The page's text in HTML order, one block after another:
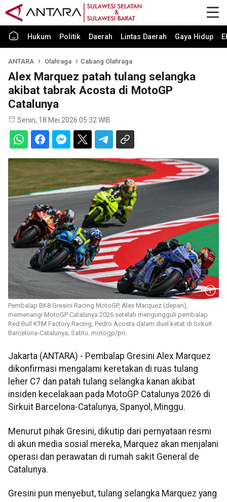
Hukum Politik Daerah Lintas Daerah Gaya Hidup
ANTARA Olahraga Cabang Olahraga
Alex Marquez patah tulang selangka
akibat tabrak Acosta di MotoGP
Catalunya
Senin, 18 Mei 2026 05:32 WIB
Pembalap BK8 Gresini Racing MotoGP, Alex Marquez (depan),
memenangi MotoGP Catalunya 2026 setelah mengungguli pembalap
Red Bull KTM Factory Racing, Pedro Acosta dalam duel ketat di Sirkuit
Barcelona-Catalunya, Sabtu. motogp/pri.
Jakarta (ANTARA) - Pembalap Gresini Alex Marquez
dikonfirmasi mengalami keretakan di ruas tulang
leher C7 dan patah tulang selangka kanan akibat
insiden kecelakaan pada MotoGP Catalunya 2026 di
Sirkuit Barcelona-Catalunya, Spanyol, Minggu.
Menurut pihak Gresini, dikutip dari pernyataan resmi
di akun media sosial mereka, Marquez akan menjalani
operasi dan perawatan di rumah sakit General de
Catalunya.
Gresini pun menyebut, tulang selangka Marquez yang